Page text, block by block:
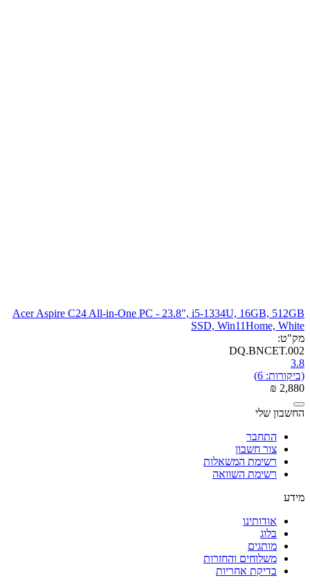
Acer Aspire C24 All-in-One PC - 23.8", i5-1334U, 16GB, 512GB
SSD, Win11Home, White
מק"ט:
DQ.BNCET.002
3.8
(ביקורות: 6)
₪ 2,880
החשבון שלי
התחבר
צור חשבון
רשימת המשאלות
רשימת השוואה
מידע
אודותינו
בלוג
מותגים
משלוחים והחזרות
בדיקת אחריות